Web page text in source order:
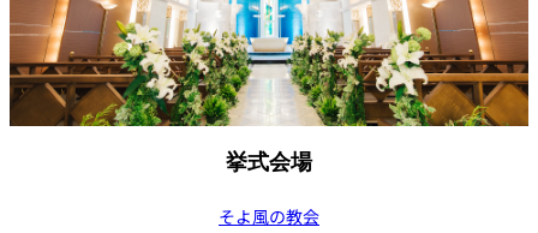
挙式会場
そよ風の教会